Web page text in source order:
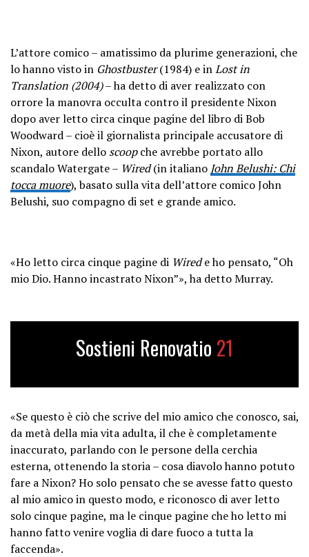
L’attore comico – amatissimo da plurime generazioni, che
lo hanno visto in Ghostbuster(1984) e inLost in
Translation (2004)– ha detto di aver realizzato con
orrore la manovra occulta contro il presidente Nixon
dopo aver letto circa cinque pagine del libro di Bob
Woodward – cioè il giornalista principale accusatore di
Nixon, autore dello scoopche avrebbe portato allo
scandalo Watergate – Wired(in italiano John Belushi: Chi
tocca muore), basato sulla vita dell’attore comico John
Belushi, suo compagno di set e grande amico.
«Ho letto circa cinque pagine di Wirede ho pensato, “Oh
mio Dio. Hanno incastrato Nixon”», ha detto Murray.
Sostieni Renovatio 21
«Se questo è ciò che scrive del mio amico che conosco, sai,
da metà della mia vita adulta, il che è completamente
inaccurato, parlando con le persone della cerchia
esterna, ottenendo la storia – cosa diavolo hanno potuto
fare a Nixon? Ho solo pensato che se avesse fatto questo
al mio amico in questo modo, e riconosco di aver letto
solo cinque pagine, ma le cinque pagine che ho letto mi
hanno fatto venire voglia di dare fuoco a tutta la
faccenda».